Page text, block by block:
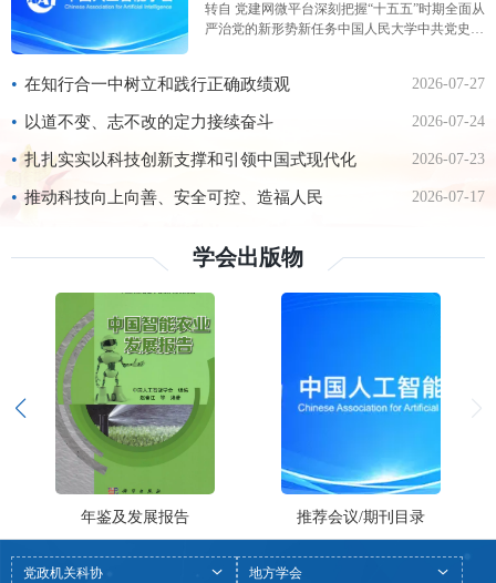
转自 党建网微平台深刻把握“十五五”时期全面从
严治党的新形势新任务中国人民大学中共党史党
严治党面临新的形势任务。习近平总书记在二十
更实举措推进全面从严治党，更加坚决有力地贯
彻落实党中央重大决策部署，更加科学有效地把
权力关进制度笼子，更加清醒坚定地推进反腐败
斗争，为实现‘十
• 在知行合一中树立和践行正确政绩观 2026-07-27
• 以道不变、志不改的定力接续奋斗 2026-07-24
• 扎扎实实以科技创新支撑和引领中国式现代化 2026-07-23
• 推动科技向上向善、安全可控、造福人民 2026-07-17
学会出版物
学会通讯 智能系统学报
党政机关科协 地方学会